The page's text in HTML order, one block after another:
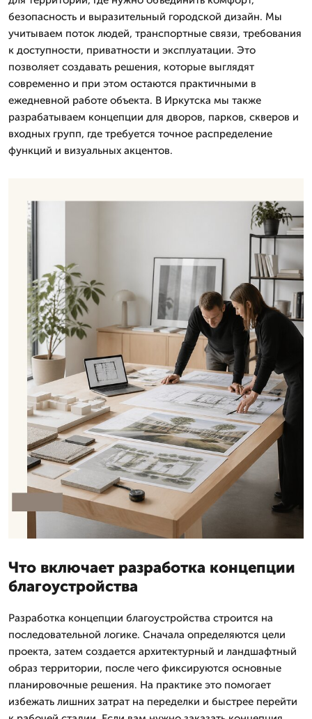
безопасность и выразительный городской дизайн. Мы
учитываем поток людей, транспортные связи, требования
к доступности, приватности и эксплуатации. Это
позволяет создавать решения, которые выглядят
современно и при этом остаются практичными в
ежедневной работе объекта. В Иркутска мы также
разрабатываем концепции для дворов, парков, скверов и
входных групп, где требуется точное распределение
функций и визуальных акцентов.
Что включает разработка концепции
благоустройства
Разработка концепции благоустройства строится на
последовательной логике. Сначала определяются цели
проекта, затем создается архитектурный и ландшафтный
образ территории, после чего фиксируются основные
планировочные решения. На практике это помогает
избежать лишних затрат на переделки и быстрее перейти